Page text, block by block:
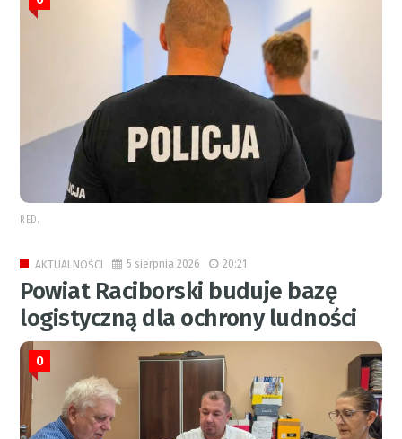
RED.
AKTUALNOŚCI 5 sierpnia 2026 20:21
Powiat Raciborski buduje bazę
logistyczną dla ochrony ludności
0